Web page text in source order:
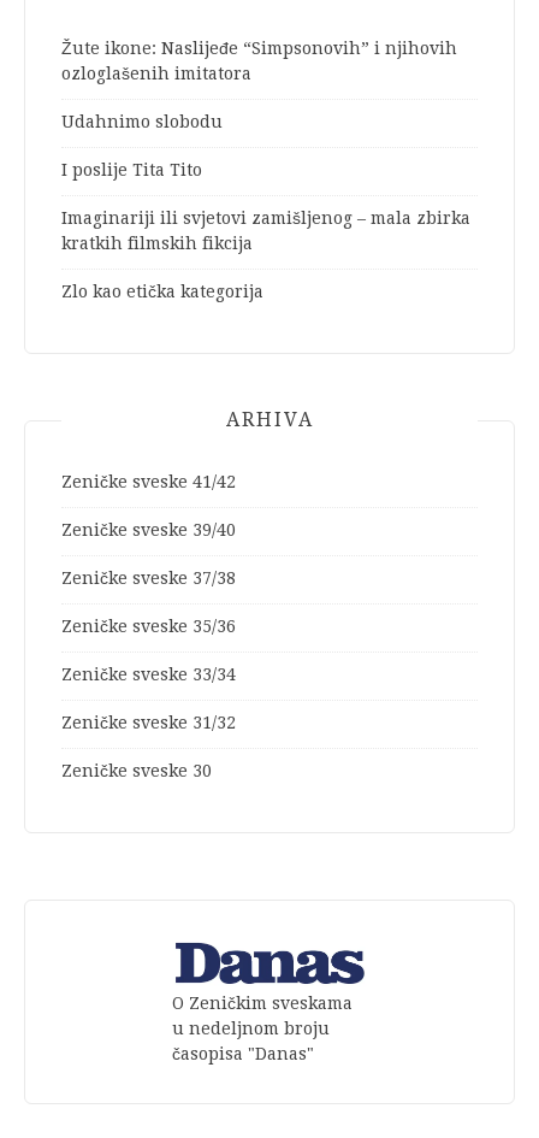
Žute ikone: Naslijeđe “Simpsonovih” i njihovih
ozloglašenih imitatora
Udahnimo slobodu
I poslije Tita Tito
Imaginariji ili svjetovi zamišljenog – mala zbirka
kratkih filmskih fikcija
Zlo kao etička kategorija
ARHIVA
Zeničke sveske 41/42
Zeničke sveske 39/40
Zeničke sveske 37/38
Zeničke sveske 35/36
Zeničke sveske 33/34
Zeničke sveske 31/32
Zeničke sveske 30
O Zeničkim sveskama
u nedeljnom broju
časopisa "Danas"